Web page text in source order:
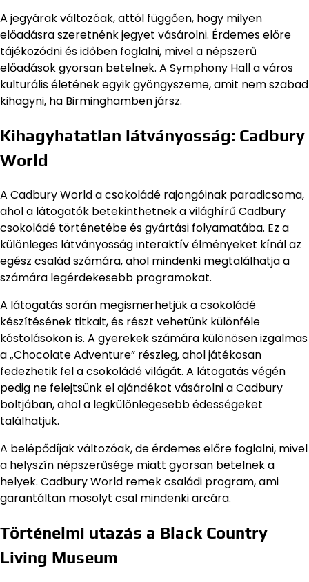
A jegyárak változóak, attól függően, hogy milyen
előadásra szeretnénk jegyet vásárolni. Érdemes előre
tájékozódni és időben foglalni, mivel a népszerű
előadások gyorsan betelnek. A Symphony Hall a város
kulturális életének egyik gyöngyszeme, amit nem szabad
kihagyni, ha Birminghamben jársz.
Kihagyhatatlan látványosság: Cadbury
World
A Cadbury World a csokoládé rajongóinak paradicsoma,
ahol a látogatók betekinthetnek a világhírű Cadbury
csokoládé történetébe és gyártási folyamatába. Ez a
különleges látványosság interaktív élményeket kínál az
egész család számára, ahol mindenki megtalálhatja a
számára legérdekesebb programokat.
A látogatás során megismerhetjük a csokoládé
készítésének titkait, és részt vehetünk különféle
kóstolásokon is. A gyerekek számára különösen izgalmas
a „Chocolate Adventure” részleg, ahol játékosan
fedezhetik fel a csokoládé világát. A látogatás végén
pedig ne felejtsünk el ajándékot vásárolni a Cadbury
boltjában, ahol a legkülönlegesebb édességeket
találhatjuk.
A belépődíjak változóak, de érdemes előre foglalni, mivel
a helyszín népszerűsége miatt gyorsan betelnek a
helyek. Cadbury World remek családi program, ami
garantáltan mosolyt csal mindenki arcára.
Történelmi utazás a Black Country
Living Museum